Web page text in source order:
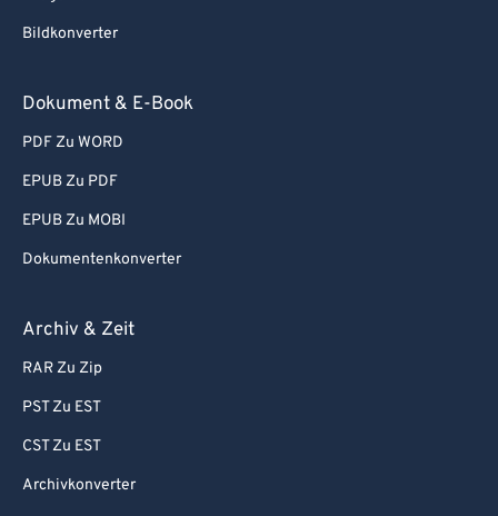
Bildkonverter
Dokument & E-Book
PDF Zu WORD
EPUB Zu PDF
EPUB Zu MOBI
Dokumentenkonverter
Archiv & Zeit
RAR Zu Zip
PST Zu EST
CST Zu EST
Archivkonverter